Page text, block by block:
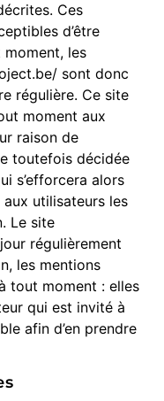
Ces
d’être
les
sont donc
régulière. Ce site
moment aux
raison de
toutefois décidée
s’efforcera alors
utilisateurs les
Le site
régulièrement
les mentions
tout moment : elles
qui est invité à
afin d’en prendre